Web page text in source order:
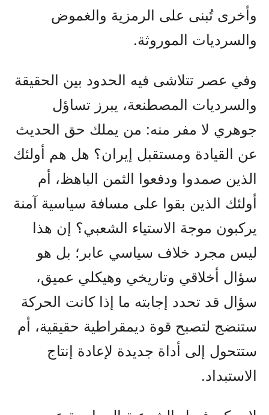
وأخرى تُبنى على الرمزية والغموض
والسرديات الموروثة.
وفي عصر تتلاشى فيه الحدود بين الحقيقة
والسرديات المصطنعة، يبرز تساؤل
جوهري لا مفر منه: من يملك حق الحديث
عن القيادة ومستقبل إيران؟ هل هم أولئك
الذين صمدوا ودفعوا الثمن الباهظ، أم
أولئك الذين بقوا على مسافة سياسية آمنة
يركبون موجة الاستياء الشعبي؟ إن هذا
ليس مجرد خلاف سياسي عابر؛ بل هو
سؤال أخلاقي وتاريخي وهيكلي عميق،
سؤال قد تحدد إجابته ما إذا كانت الحركة
ستنضج لتصبح قوة ديمقراطية حقيقية، أم
ستتحول إلى أداة جديدة لإعادة إنتاج
الاستبداد.